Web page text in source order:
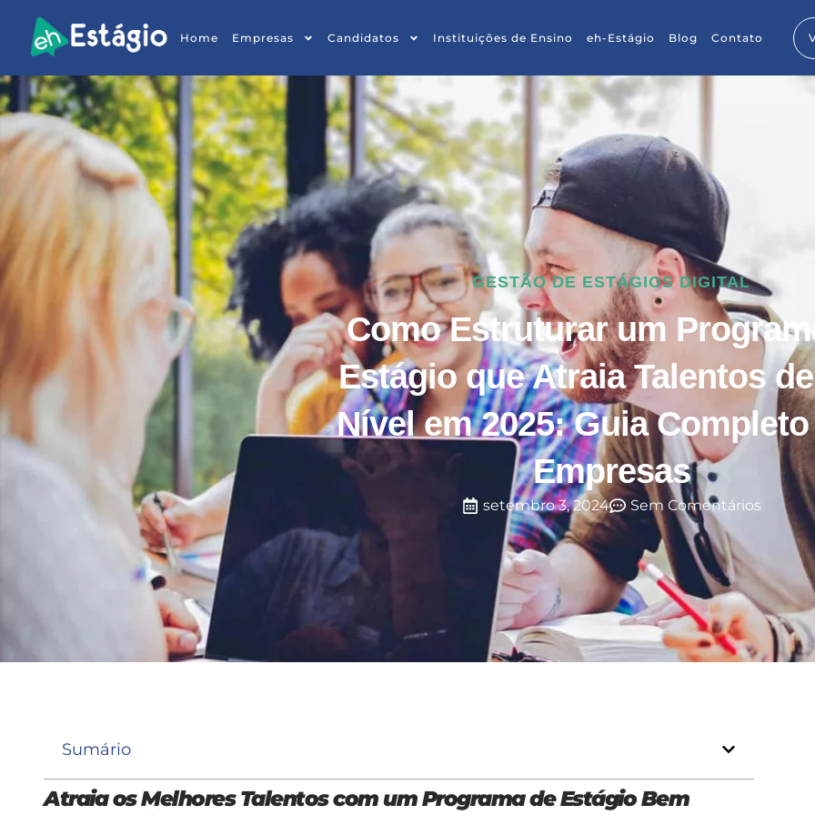
Home Empresas Candidatos Instituições de Ensino eh-Estágio Blog Contato
GESTÃO DE ESTÁGIOS DIGITAL
Como Estruturar um
Estágio que Atraia Talentos
Nível em 2025: Guia
Empresas
setembro 3, 2024 Sem Comentários
Sumário
Atraia os Melhores Talentos com um Programa de Estágio Bem